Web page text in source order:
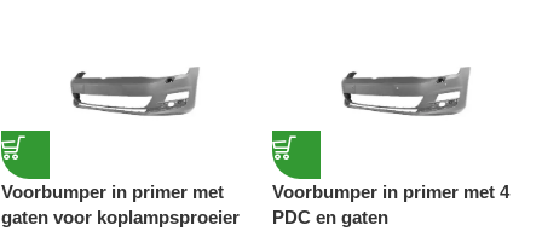
Voorbumper in primer met
gaten voor koplampsproeier
Voorbumper in primer met 4
PDC en gaten